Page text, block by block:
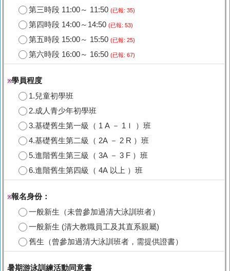
第三時段 11:00～ 11:50 (已報: 35)
第四時段 14:00～14:50 (已報: 53)
第五時段 15:00～ 15:50 (已報: 25)
第六時段 16:00～ 16:50 (已報: 67)
※學員程度
1.兒童初學班
2.成人青少年初學班
3.基礎舊生第一級（ 1 A － 1Ｉ ）班
4.基礎舊生第二級（ 2A － 2 R ）班
5.進階舊生第三級（ 3A － 3 F ）班
6.進階舊生第四級（ 4A 以上 ）班
※報名身份：
一般新生（未曾參加過清大泳訓班者）
一般新生 (清大教職員工及其直系親屬)
舊生（曾參加過清大泳訓班者，需提供證書）
暑期游泳訓練活動同意書